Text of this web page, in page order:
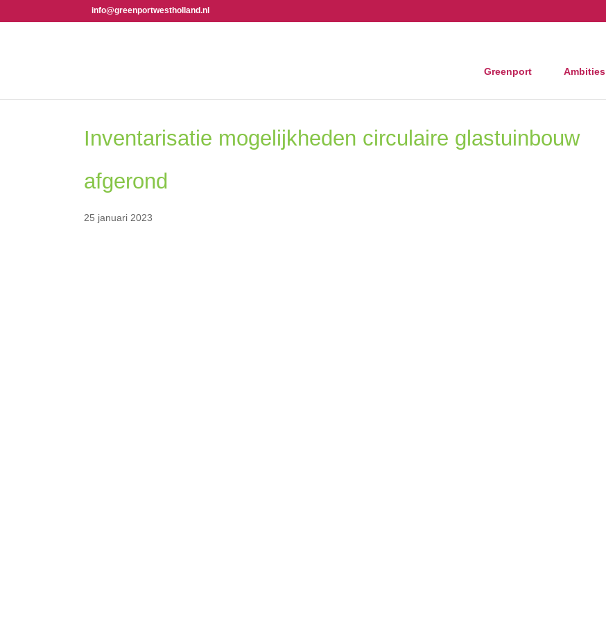
info@greenportwestholland.nl
Greenport Ambities
Inventarisatie mogelijkheden circulaire glastuinbouw afgerond
25 januari 2023